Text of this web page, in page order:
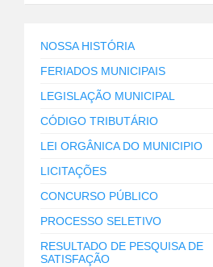
NOSSA HISTÓRIA
FERIADOS MUNICIPAIS
LEGISLAÇÃO MUNICIPAL
CÓDIGO TRIBUTÁRIO
LEI ORGÂNICA DO MUNICIPIO
LICITAÇÕES
CONCURSO PÚBLICO
PROCESSO SELETIVO
RESULTADO DE PESQUISA DE
SATISFAÇÃO